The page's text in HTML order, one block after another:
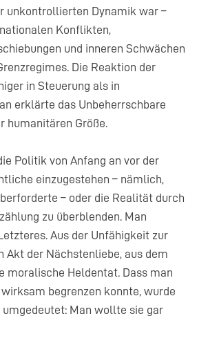
unkontrollierten Dynamik war –
Konflikten,
und inneren Schwächen
Die Reaktion der
in Steuerung als in
erklärte das Unbeherrschbare
humanitären Größe.
Politik von Anfang an vor der
einzugestehen – nämlich,
– oder die Realität durch
zu überblenden. Man
Aus der Unfähigkeit zur
Akt der Nächstenliebe, aus dem
moralische Heldentat. Dass man
begrenzen konnte, wurde
Man wollte sie gar